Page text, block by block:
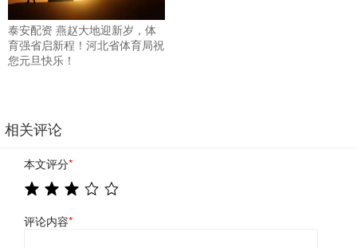
泰安配资 燕赵大地迎新岁，体
育强省启新程！河北省体育局祝
您元旦快乐！
相关评论
本文评分*
评论内容*